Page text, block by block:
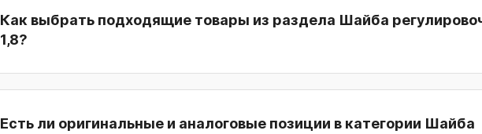
Как выбрать подходящие товары из раздела Шайба
1,8?
Есть ли оригинальные и аналоговые позиции в категории Шайба